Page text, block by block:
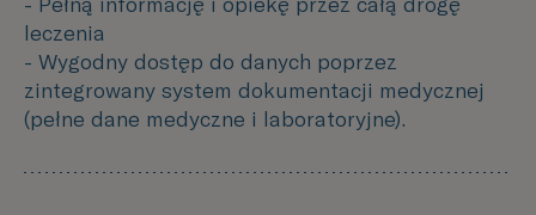
leczenia
- Wygodny dostęp do danych poprzez
zintegrowany system dokumentacji medycznej
(pełne dane medyczne i laboratoryjne).